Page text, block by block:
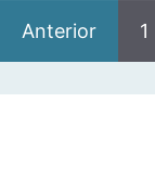
Anterior 1